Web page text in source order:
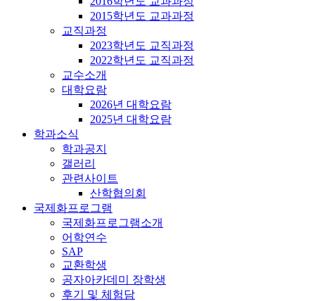
2015학년도 교과과정
교직과정
2023학년도 교직과정
2022학년도 교직과정
교수소개
대학요람
2026년 대학요람
2025년 대학요람
학과소식
학과공지
갤러리
관련사이트
산학협의회
국제화프로그램
국제화프로그램소개
어학연수
SAP
교환학생
공자아카데미 장학생
후기 및 체험담